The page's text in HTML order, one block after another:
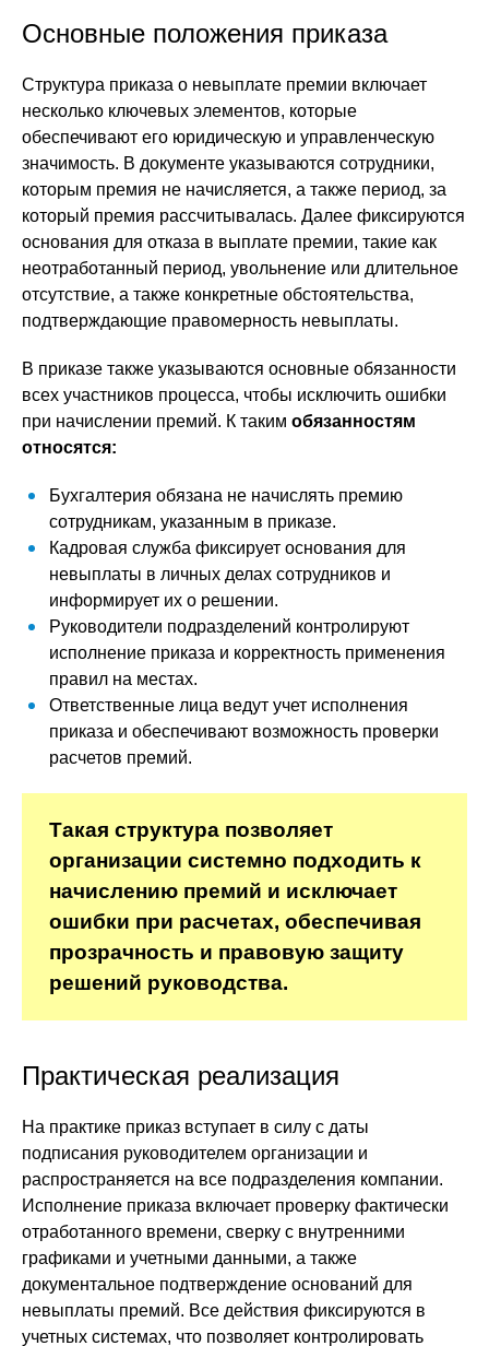
Основные положения приказа
Структура приказа о невыплате премии включает
несколько ключевых элементов, которые
обеспечивают его юридическую и управленческую
значимость. В документе указываются сотрудники,
которым премия не начисляется, а также период, за
который премия рассчитывалась. Далее фиксируются
основания для отказа в выплате премии, такие как
неотработанный период, увольнение или длительное
отсутствие, а также конкретные обстоятельства,
подтверждающие правомерность невыплаты.
В приказе также указываются основные обязанности
всех участников процесса, чтобы исключить ошибки
при начислении премий. К таким обязанностям
относятся:
Бухгалтерия обязана не начислять премию
сотрудникам, указанным в приказе.
Кадровая служба фиксирует основания для
невыплаты в личных делах сотрудников и
информирует их о решении.
Руководители подразделений контролируют
исполнение приказа и корректность применения
правил на местах.
Ответственные лица ведут учет исполнения
приказа и обеспечивают возможность проверки
расчетов премий.
Такая структура позволяет
организации системно подходить к
начислению премий и исключает
ошибки при расчетах, обеспечивая
прозрачность и правовую защиту
решений руководства.
Практическая реализация
На практике приказ вступает в силу с даты
подписания руководителем организации и
распространяется на все подразделения компании.
Исполнение приказа включает проверку фактически
отработанного времени, сверку с внутренними
графиками и учетными данными, а также
документальное подтверждение оснований для
невыплаты премий. Все действия фиксируются в
учетных системах, что позволяет контролировать